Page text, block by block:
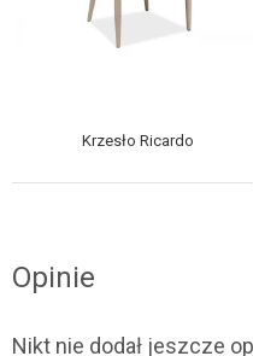
Krzesło Ricardo
Opinie
Nikt nie dodał jeszcze